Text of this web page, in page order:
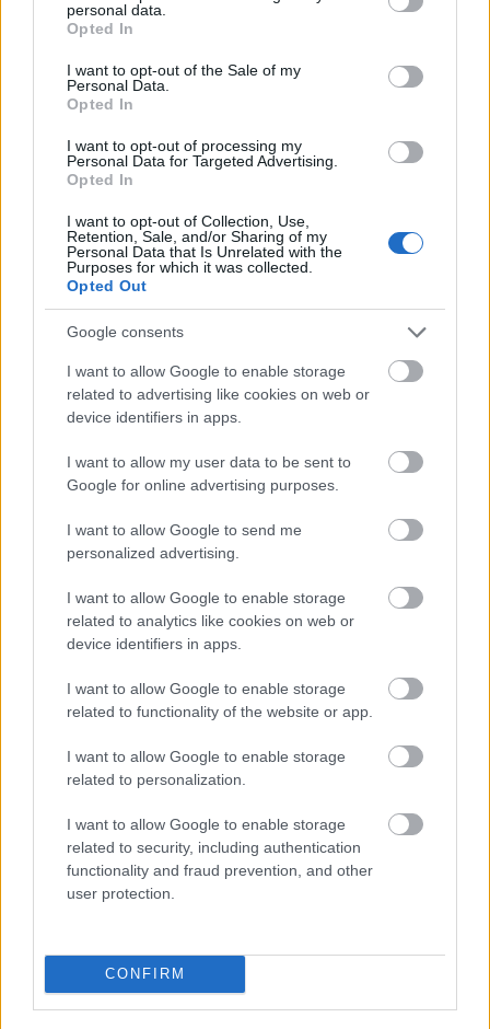
grant or deny consent to Google and its third-party tags to
use your data for below specified purposes in below Google
consent section.
personal data.
Opted In
I want to opt-out of the Sale of my
Personal Data.
Opted In
I want to opt-out of processing my
Personal Data for Targeted Advertising.
Opted In
I want to opt-out of Collection, Use,
Retention, Sale, and/or Sharing of my
Personal Data that Is Unrelated with the
Purposes for which it was collected.
Opted Out
Google consents
I want to allow Google to enable storage
related to advertising like cookies on web or
device identifiers in apps.
I want to allow my user data to be sent to
Google for online advertising purposes.
I want to allow Google to send me
personalized advertising.
I want to allow Google to enable storage
related to analytics like cookies on web or
device identifiers in apps.
I want to allow Google to enable storage
related to functionality of the website or app.
I want to allow Google to enable storage
related to personalization.
I want to allow Google to enable storage
related to security, including authentication
functionality and fraud prevention, and other
user protection.
CONFIRM
blødt naturligt lys, der fremhæver friskheden og de
levende teksturer af hver ingrediens, samtidig med
æstetik. Den lave dybdeskarphed skaber et elegant
professionelt madfotograferingsudseende, der
baggrundselementerne slører blidt.
Salatwrapsene er arrangeret diagonalt på tværs af
træbrættet, hvilket skaber en visuelt dynamisk
komposition, der naturligt trækker beskuerens øje
fra forgrunden til baggrunden. Hver wrap er
generøst fyldt med en levende kombination af
sunde ingredienser. Fyldet inkluderer gyldenbrune,
krydrede tofu-krummer med en let sprød overflade,
fintrevet lilla kål, tynde gulerodsstrimler, hakkede
røde peberfrugter, stykker af cremet avocado,
skivede forårsløg og spredte sesamfrø. Farvernes
grønne salatblade og understreger friskhed og
næringsrig appel.
Selve salaten fremstår sprød og hydreret med synlig
tekstur og blide folder, der omfavner fyldet naturligt.
overordnede sunde og forfriskende visuelle tone.
Fyldet er kunstfærdigt lagdelt for at give visuel
dybde og overflod, hvilket får wrapsene til at virke
nærende. Små detaljer som sesamfrø, hakkede
krydderurter og blanke grøntsagsoverflader tilføjer
I baggrunden, lidt ude af fokus, står en lille skål
med cremet dipsauce toppet med sorte og hvide
sesamfrø. Saucen introducerer et ekstra varmt
farveelement og antyder komplementære
smagsoplevelser uden at distrahere fra
hovedmotivet. Limebåde i nærheden tilføjer endnu
og livlige præsentation. Et par spredte skiver af
forårsløg og grøntsagsstykker på bordpladen
bidrager til en naturlig madfotograferet atmosfære.